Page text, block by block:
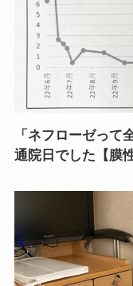
「ネフローゼっ
通院日でした【膜